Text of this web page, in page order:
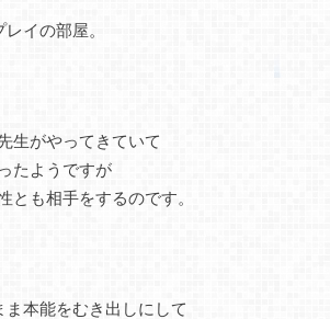
イの部屋。
生がやってきていて
たようですが
とも相手をするのです。
本能をむき出しにして